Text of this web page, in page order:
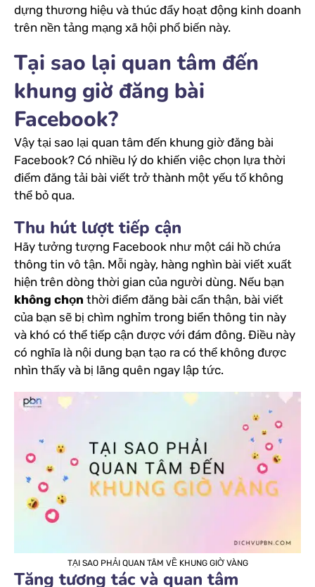
dựng thương hiệu và thúc đẩy hoạt động kinh doanh
trên nền tảng mạng xã hội phổ biến này.
Tại sao lại quan tâm đến
khung giờ đăng bài
Facebook?
Vậy tại sao lại quan tâm đến khung giờ đăng bài
Facebook? Có nhiều lý do khiến việc chọn lựa thời
điểm đăng tải bài viết trở thành một yếu tố không
thể bỏ qua.
Thu hút lượt tiếp cận
Hãy tưởng tượng Facebook như một cái hồ chứa
thông tin vô tận. Mỗi ngày, hàng nghìn bài viết xuất
hiện trên dòng thời gian của người dùng. Nếu bạn
không chọn thời điểm đăng bài cẩn thận, bài viết
của bạn sẽ bị chìm nghỉm trong biển thông tin này
và khó có thể tiếp cận được với đám đông. Điều này
có nghĩa là nội dung bạn tạo ra có thể không được
nhìn thấy và bị lãng quên ngay lập tức.
TẠI SAO PHẢI QUAN TÂM VỀ KHUNG GIỜ VÀNG
Tăng tương tác và quan tâm